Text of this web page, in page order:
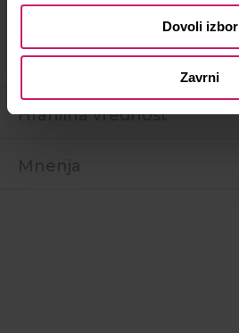
Dovoli izbor
Zavrni
Podrobnosti
Hranilna vrednost
Mnenja